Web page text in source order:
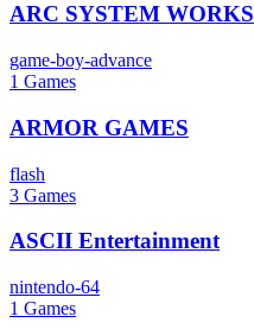
ARC SYSTEM WORKS
game-boy-advance
1 Games
ARMOR GAMES
flash
3 Games
ASCII Entertainment
nintendo-64
1 Games